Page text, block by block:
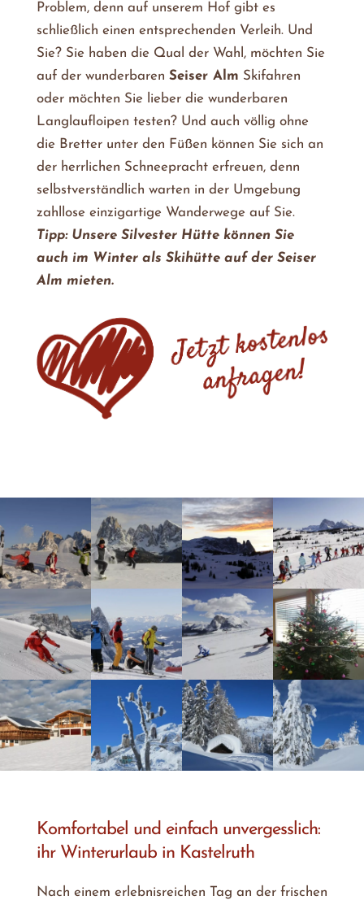
Problem, denn auf unserem Hof gibt es
schließlich einen entsprechenden Verleih. Und
Sie? Sie haben die Qual der Wahl, möchten Sie
auf der wunderbaren Seiser Alm Skifahren
oder möchten Sie lieber die wunderbaren
Langlaufloipen testen? Und auch völlig ohne
die Bretter unter den Füßen können Sie sich an
der herrlichen Schneepracht erfreuen, denn
selbstverständlich warten in der Umgebung
zahllose einzigartige Wanderwege auf Sie.
Tipp: Unsere Silvester Hütte können Sie
auch im Winter als Skihütte auf der Seiser
Alm mieten.
Komfortabel und einfach unvergesslich:
ihr Winterurlaub in Kastelruth
Nach einem erlebnisreichen Tag an der frischen